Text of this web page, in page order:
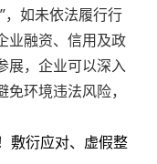
，如未依法履行行
业融资、信用及政
展，企业可以深入
环境违法风险，
敷衍应对、虚假整